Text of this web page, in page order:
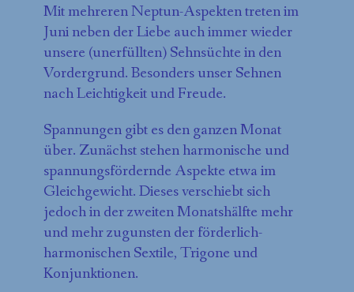
Mit mehreren Neptun-Aspekten treten im
Juni neben der Liebe auch immer wieder
unsere (unerfüllten) Sehnsüchte in den
Vordergrund. Besonders unser Sehnen
nach Leichtigkeit und Freude.
Spannungen gibt es den ganzen Monat
über. Zunächst stehen harmonische und
spannungsfördernde Aspekte etwa im
Gleichgewicht. Dieses verschiebt sich
jedoch in der zweiten Monatshälfte mehr
und mehr zugunsten der förderlich-
harmonischen Sextile, Trigone und
Konjunktionen.